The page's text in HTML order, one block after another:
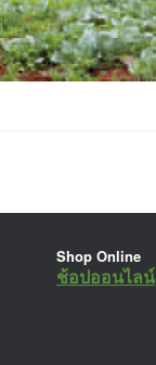
Shop Online
ช้อปออนไลน์